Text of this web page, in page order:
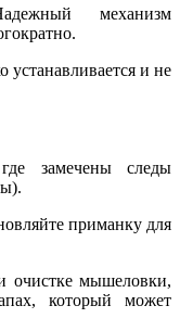
механизм
и не
замечены следы
приманку для
очистке мышеловки,
который может